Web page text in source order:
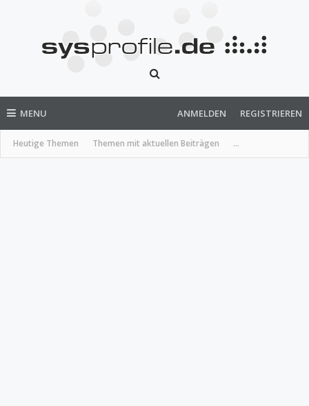
MENU
Heutige Themen Themen mit aktuellen Beiträgen ...
ANMELDEN REGISTRIEREN